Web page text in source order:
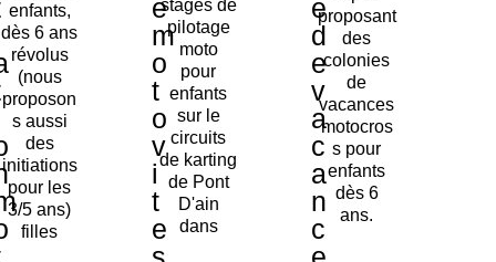
enfants,
dès 6 ans
révolus
(nous
proposon
s aussi
des
initiations
pour les
3/5 ans)
filles
e
m
o
t
o
v
i
t
e
stages de
pilotage
moto
pour
enfants
sur le
circuits
de karting
de Pont
D'ain
dans
e
d
e
v
a
c
a
n
c
proposant
des
colonies
de
vacances
motocros
s pour
enfants
dès 6
ans.